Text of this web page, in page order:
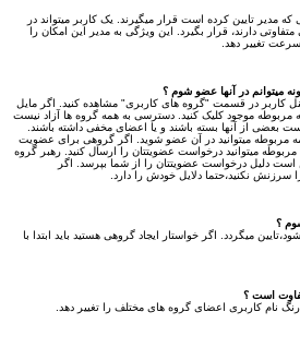
مدیر تایین کرده است قرار میگیرند. یک کاربر میتواند در
دارند، قرار بگیرد. این ویژگی به مدیر این امکان را
تغییر دهد.
میتوانم در آنها عضو شوم ؟
کاربر در قسمت "گروه های کاربری" مشاهده کنید. اگر مایل
موجود کلیک کنید. دسترسی به همه گروه ها آزاد نیست
بعضی از آنها بسته باشند و یا اعضای مخفی داشته باشند.
مربوطه میتوانید در آن عضو شوید. اگر گروهی برای عضویت
مربوطه میتوانید درخواست عضویتتان را ارسال کنید. رهبر گروه
دلیل درخواست عضویتتان را از شما بپرسد. اگر
نکنید،حتما دلایل خودش را دارد.
؟
میگردد. اگر خواستار ایجاد گروهی هستید باید ابتدا با
است ؟
نام کاربری اعضای گروه های مختلف را تغییر دهد.